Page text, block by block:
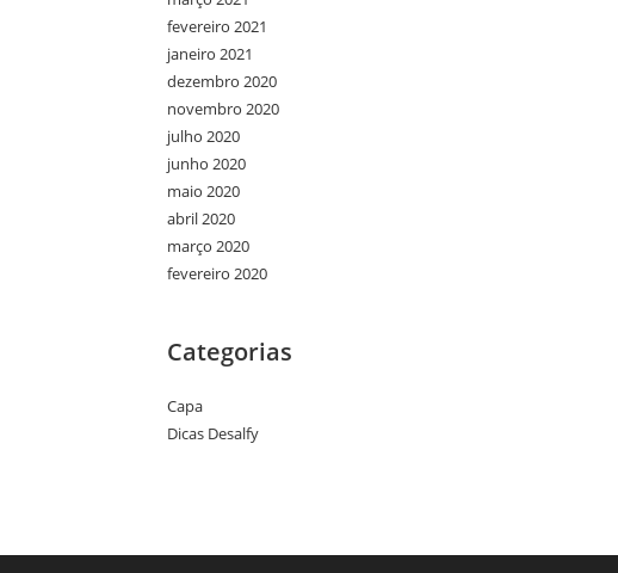
fevereiro 2021
janeiro 2021
dezembro 2020
novembro 2020
julho 2020
junho 2020
maio 2020
abril 2020
março 2020
fevereiro 2020
Categorias
Capa
Dicas Desalfy